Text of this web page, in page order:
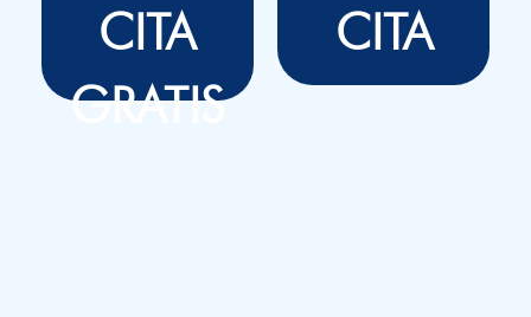
CITA
GRATIS
CITA